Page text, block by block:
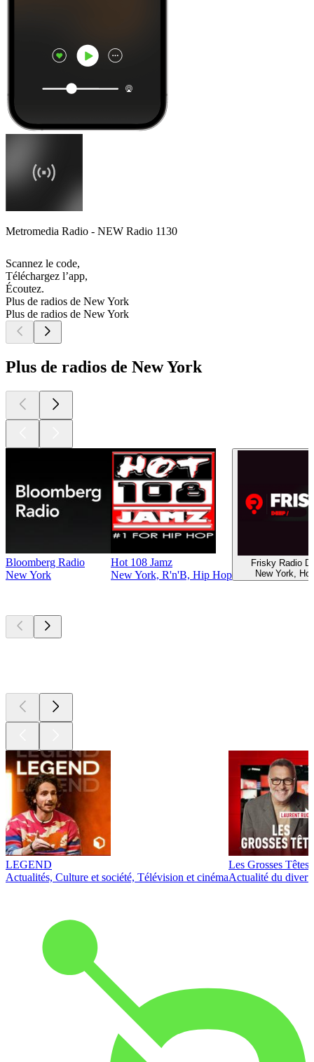
Metromedia Radio - NEW Radio 1130
Scannez le code,
Téléchargez l’app,
Écoutez.
Plus de radios de New York
Plus de radios de New York
Plus de radios de New York
Bloomberg Radio
New York
Hot 108 Jamz
New York, R'n'B, Hip Hop
Frisky Radio
New York,
LEGEND
Actualités, Culture et société, Télévision et cinéma
Les Grosses Têtes
Actualité du